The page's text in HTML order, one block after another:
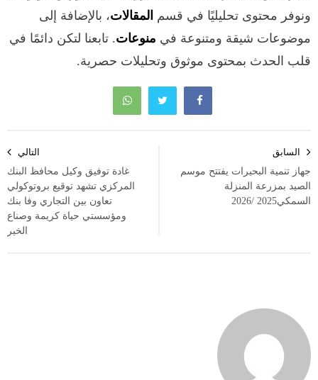
ونوفر محتوى تحليليًا في قسم المقالات، بالإضافة إلى
موضوعات شيقة ومتنوعة في منوعات. تابعنا لتكن دائمًا في
قلب الحدث بمحتوى موثوق وتحليلات حصرية.
المقالات
السابق
جهاز تنمية البحيرات يفتتح موسم
الصيد بمزرعة المنزلة
السمكي2025 /2026
التالي
غادة توفيق وكيل محافظ البنك
المركزي تشهد توقيع بروتوكولي
تعاون بين التجاري وفا بنك
ومؤسستي حياة كريمة وصناع
الخير